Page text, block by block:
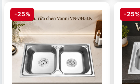
-25% -25%